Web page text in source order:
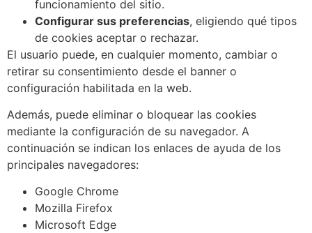
funcionamiento del sitio.
Configurar sus preferencias, eligiendo qué tipos
de cookies aceptar o rechazar.
El usuario puede, en cualquier momento, cambiar o
retirar su consentimiento desde el banner o
configuración habilitada en la web.
Además, puede eliminar o bloquear las cookies
mediante la configuración de su navegador. A
continuación se indican los enlaces de ayuda de los
principales navegadores:
Google Chrome
Mozilla Firefox
Microsoft Edge